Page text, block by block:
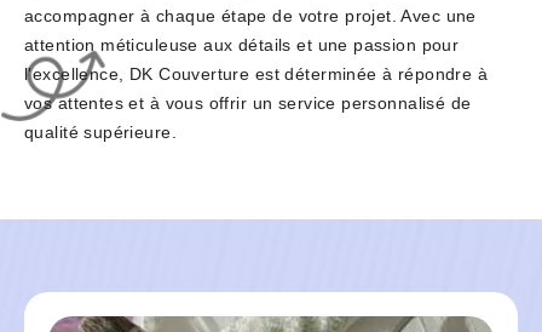
accompagner à chaque étape de votre projet. Avec une
attention méticuleuse aux détails et une passion pour
l'excellence, DK Couverture est déterminée à répondre à
vos attentes et à vous offrir un service personnalisé de
qualité supérieure.